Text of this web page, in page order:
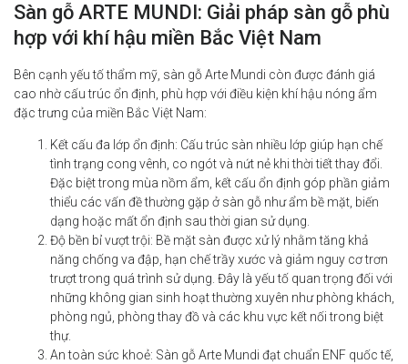
Sàn gỗ ARTE MUNDI: Giải pháp sàn gỗ phù
hợp với khí hậu miền Bắc Việt Nam
Bên cạnh yếu tố thẩm mỹ, sàn gỗ Arte Mundi còn được đánh giá
cao nhờ cấu trúc ổn định, phù hợp với điều kiện khí hậu nóng ẩm
đặc trưng của miền Bắc Việt Nam:
Kết cấu đa lớp ổn định: Cấu trúc sàn nhiều lớp giúp hạn chế
tình trạng cong vênh, co ngót và nứt nẻ khi thời tiết thay đổi.
Đặc biệt trong mùa nồm ẩm, kết cấu ổn định góp phần giảm
thiểu các vấn đề thường gặp ở sàn gỗ như ẩm bề mặt, biến
dạng hoặc mất ổn định sau thời gian sử dụng.
Độ bền bỉ vượt trội: Bề mặt sàn được xử lý nhằm tăng khả
năng chống va đập, hạn chế trầy xước và giảm nguy cơ trơn
trượt trong quá trình sử dụng. Đây là yếu tố quan trọng đối với
những không gian sinh hoạt thường xuyên như phòng khách,
phòng ngủ, phòng thay đồ và các khu vực kết nối trong biệt
thự.
An toàn sức khoẻ: Sàn gỗ Arte Mundi đạt chuẩn ENF quốc tế,